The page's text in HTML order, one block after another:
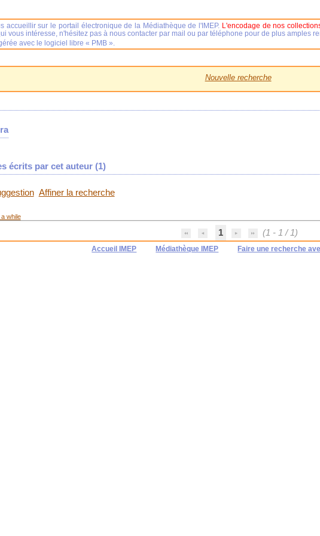
Nouvelle recherche
écrits par cet auteur (1)
Affiner la recherche
while
1 (1 - 1 / 1)
Accueil IMEP Médiathèque IMEP Faire une recherche
accueillir sur le portail électronique de la Médiathèque de l'IMEP. L'encodage de nos
vous intéresse, n'hésitez pas à nous contacter par mail ou par téléphone pour de plus amples
avec le logiciel libre « PMB ».